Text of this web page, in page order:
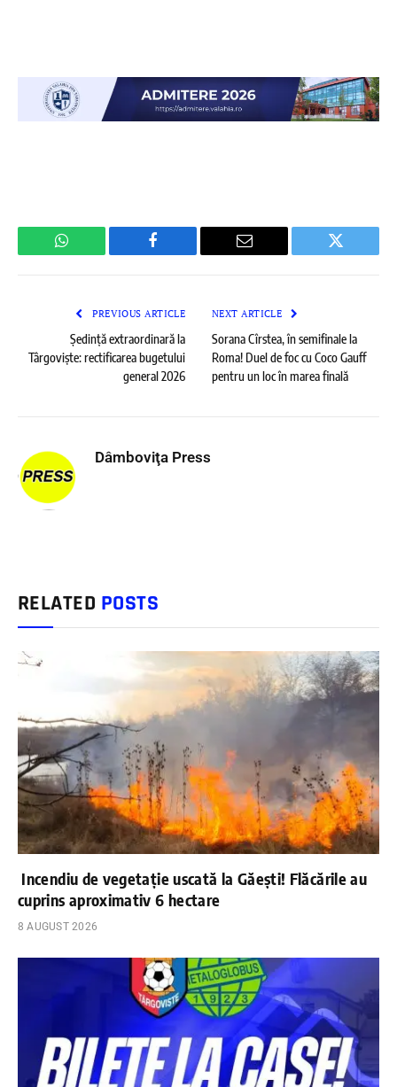
WhatsApp Facebook Email Twitter
PREVIOUS ARTICLE
Ședință extraordinară la
Târgoviște: rectificarea bugetului
general 2026
NEXT ARTICLE
Sorana Cîrstea, în semifinale la
Roma! Duel de foc cu Coco Gauff
pentru un loc în marea finală
Dâmboviţa Press
RELATED POSTS
Incendiu de vegetație uscată la Găești! Flăcările au
cuprins aproximativ 6 hectare
8 AUGUST 2026